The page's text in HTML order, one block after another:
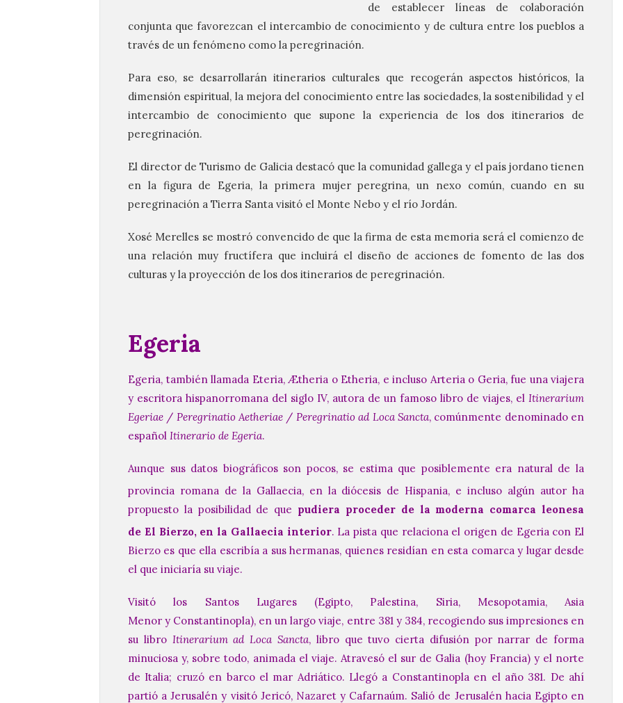
de establecer líneas de colaboración
conjunta que favorezcan el intercambio de conocimiento y de cultura entre los pueblos a
través de un fenómeno como la peregrinación.
Para eso, se desarrollarán itinerarios culturales que recogerán aspectos históricos, la
dimensión espiritual, la mejora del conocimiento entre las sociedades, la sostenibilidad y el
intercambio de conocimiento que supone la experiencia de los dos itinerarios de
peregrinación.
El director de Turismo de Galicia destacó que la comunidad gallega y el país jordano tienen
en la figura de Egeria, la primera mujer peregrina, un nexo común, cuando en su
peregrinación a Tierra Santa visitó el Monte Nebo y el río Jordán.
Xosé Merelles se mostró convencido de que la firma de esta memoria será el comienzo de
una relación muy fructífera que incluirá el diseño de acciones de fomento de las dos
culturas y la proyección de los dos itinerarios de peregrinación.
Egeria
Egeria, también llamada Eteria, Ætheria o Etheria, e incluso Arteria o Geria, fue una viajera
y escritora hispanorromana del siglo IV, autora de un famoso libro de viajes, el Itinerarium
Egeriae / Peregrinatio Aetheriae / Peregrinatio ad Loca Sancta, comúnmente denominado en
español Itinerario de Egeria.
Aunque sus datos biográficos son pocos, se estima que posiblemente era natural de la
provincia romana de la Gallaecia, en la diócesis de Hispania, e incluso algún autor ha
propuesto la posibilidad de que pudiera proceder de la moderna comarca leonesa
de El Bierzo, en la Gallaecia interior. ​ La pista que relaciona el origen de Egeria con El
Bierzo es que ella escribía a sus hermanas, quienes residían en esta comarca y lugar desde
el que iniciaría su viaje.
Visitó los Santos Lugares (Egipto, Palestina, Siria, Mesopotamia, Asia
Menor y Constantinopla), en un largo viaje, entre 381 y 384, recogiendo sus impresiones en
su libro Itinerarium ad Loca Sancta, libro que tuvo cierta difusión por narrar de forma
minuciosa y, sobre todo, animada el viaje. Atravesó el sur de Galia (hoy Francia) y el norte
de Italia; cruzó en barco el mar Adriático. Llegó a Constantinopla en el año 381. De ahí
partió a Jerusalén y visitó Jericó, Nazaret y Cafarnaúm. Salió de Jerusalén hacia Egipto en